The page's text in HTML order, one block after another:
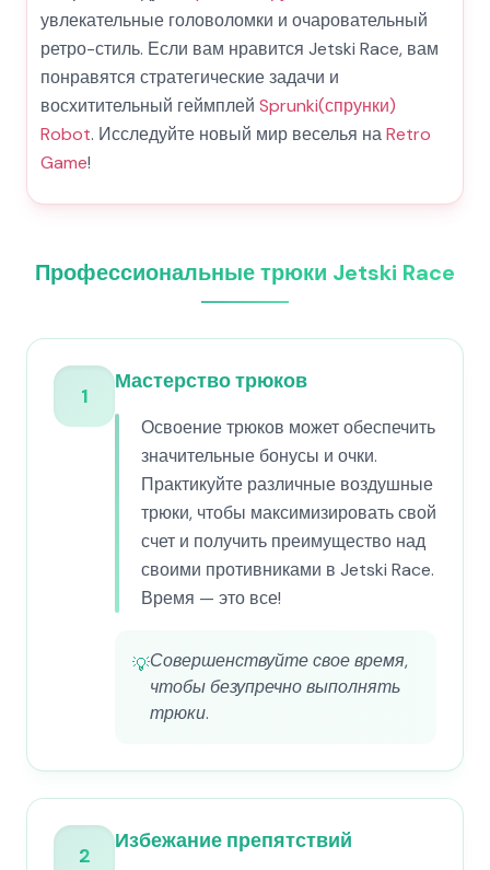
увлекательные головоломки и очаровательный
ретро-стиль. Если вам нравится Jetski Race, вам
понравятся стратегические задачи и
восхитительный геймплей Sprunki(спрунки)
Robot. Исследуйте новый мир веселья наRetro
Game!
Профессиональные трюки Jetski Race
1
Мастерство трюков
Освоение трюков может обеспечить
значительные бонусы и очки.
Практикуйте различные воздушные
трюки, чтобы максимизировать свой
счет и получить преимущество над
своими противниками в Jetski Race.
Время — это все!
💡Совершенствуйте свое время,
чтобы безупречно выполнять
трюки.
2
Избежание препятствий